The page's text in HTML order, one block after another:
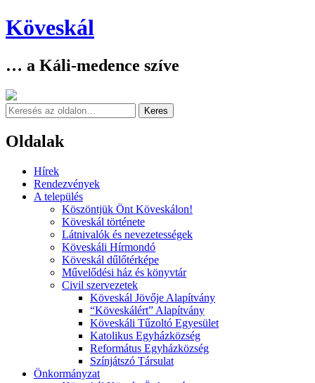
Köveskál
… a Káli-medence szíve
Keresés
Oldalak
Skip
content
Hírek
Rendezvények
A település
Köszöntjük Önt Köveskálon!
Köveskál története
Látnivalók és nevezetességek
Köveskáli Hírmondó
Köveskál dűlőtérképe
Művelődési ház és könyvtár
Civil szervezetek
Köveskál Jövője Alapítvány
“Köveskálért” Alapítvány
Köveskáli Tűzoltó Egyesület
Katolikus Egyházközség
Református Egyházközség
Színjátszó Társulat
Önkormányzat